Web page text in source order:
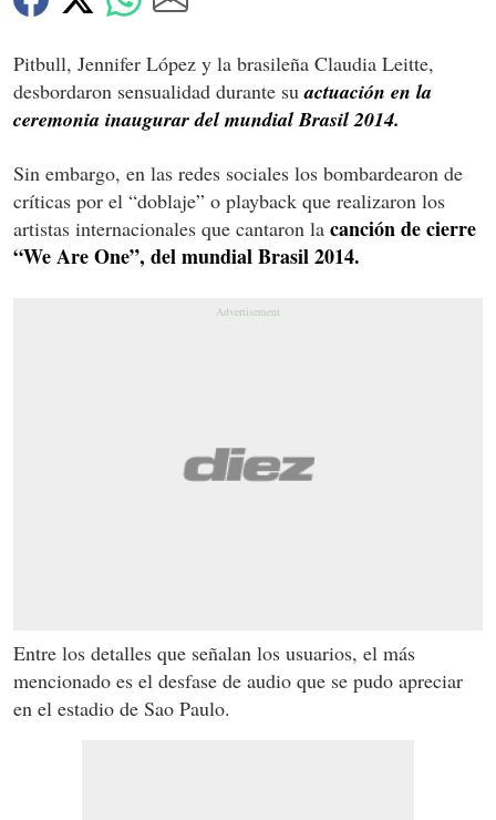
Pitbull, Jennifer López y la brasileña Claudia Leitte,
desbordaron sensualidad durante suactuación en la
ceremonia inaugurar del mundial Brasil 2014.
Sin embargo, en las redes sociales los bombardearon de
críticas por el “doblaje” o playback que realizaron los
artistas internacionales que cantaron la canción de cierre
“We Are One”, del mundial Brasil 2014.
Entre los detalles que señalan los usuarios, el más
mencionado es el desfase de audio que se pudo apreciar
en el estadio de Sao Paulo.